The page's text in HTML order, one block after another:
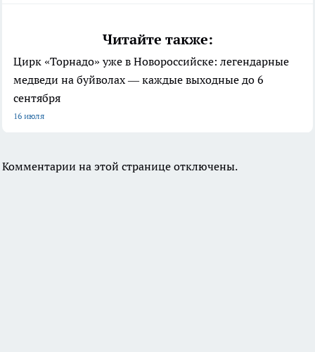
Читайте также:
Цирк «Торнадо» уже в Новороссийске: легендарные
медведи на буйволах — каждые выходные до 6
сентября
16 июля
Комментарии на этой странице отключены.